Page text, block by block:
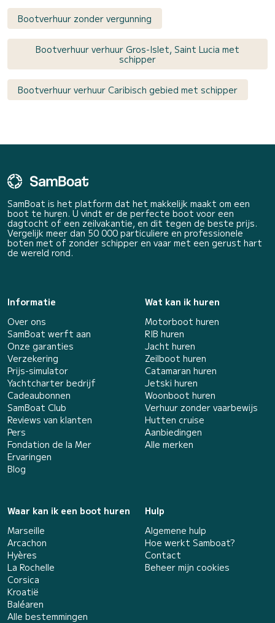
Bootverhuur zonder vergunning
Bootverhuur verhuur Gros-Islet, Saint Lucia met
schipper
Bootverhuur verhuur Caribisch gebied met schipper
SamBoat is het platform dat het makkelijk maakt om een
boot te huren. U vindt er de perfecte boot voor een
dagtocht of een zeilvakantie, en dit tegen de beste prijs.
Vergelijk meer dan 50 000 particuliere en professionele
boten met of zonder schipper en vaar met een gerust hart
de wereld rond.
Informatie
Over ons
SamBoat werft aan
Onze garanties
Verzekering
Prijs-simulator
Yachtcharter bedrijf
Cadeaubonnen
SamBoat Club
Reviews van klanten
Pers
Fondation de la Mer
Ervaringen
Blog
Wat kan ik huren
Motorboot huren
RIB huren
Jacht huren
Zeilboot huren
Catamaran huren
Jetski huren
Woonboot huren
Verhuur zonder vaarbewijs
Hutten cruise
Aanbiedingen
Alle merken
Waar kan ik een boot huren
Marseille
Arcachon
Hyères
La Rochelle
Corsica
Kroatië
Baléaren
Alle bestemmingen
Hulp
Algemene hulp
Hoe werkt Samboat?
Contact
Beheer mijn cookies